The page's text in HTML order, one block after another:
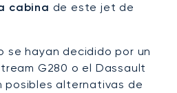
cabina de este jet de
se hayan decidido por un
G280 o el Dassault
posibles alternativas de